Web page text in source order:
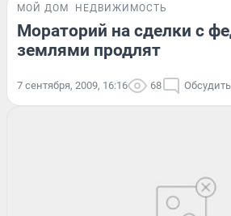
МОЙ ДОМ НЕДВИЖИМОСТЬ
Мораторий на сделки с
землями продлят
7 сентября, 2009, 16:16 68 Обсудить